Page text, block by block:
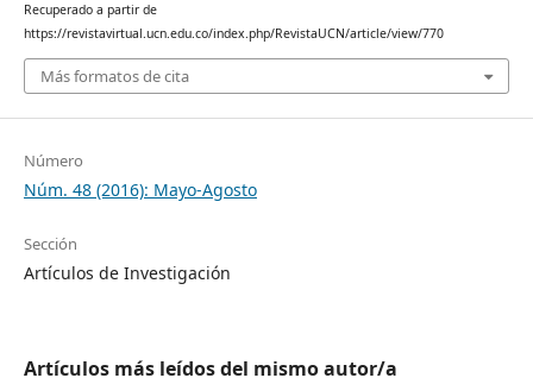
Recuperado a partir de
https://revistavirtual.ucn.edu.co/index.php/RevistaUCN/article/view/770
Más formatos de cita
Número
Núm. 48 (2016): Mayo-Agosto
Sección
Artículos de Investigación
Artículos más leídos del mismo autor/a